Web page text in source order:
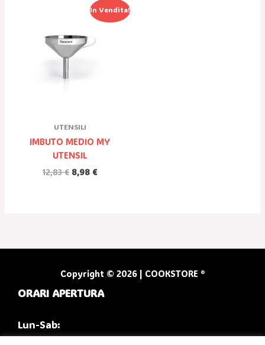
In Vendita!
UTENSILI
IMBUTO MEDIO MY
UTENSIL
12,83€
Prezzo
Era:
12,83 €.
8,98 €
Il
Copyright © 2026 | COOKSTORE ®
ORARI APERTURA
Lun-Sab: